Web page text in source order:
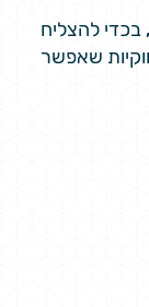
בכדי להצליח
שאפשר